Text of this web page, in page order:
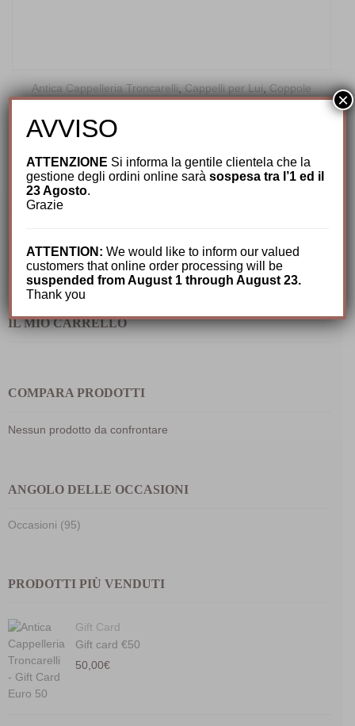
Antica Cappelleria Troncarelli,Cappelli per Lui,Coppole
Coppola Duck Lino by Troncarelli
CERCA TRA I NOSTRI PRODOTTI
Cerca:
IL MIO CARRELLO
COMPARA PRODOTTI
Nessun prodotto da confrontare
ANGOLO DELLE OCCASIONI
Occasioni (95)
PRODOTTI PIÙ VENDUTI
Gift Card
Gift card €50
50,00€
AVVISO
ATTENZIONE Si informa la gentile clientela che la
gestione degli ordini online saràsospesa tra l’1 ed il
23 Agosto.
Grazie
ATTENTION: We would like to inform our valued
customers that online order processing will be
suspended from August 1 through August 23.
Thank you
×